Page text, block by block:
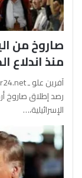
صاروخ من
منذ اندلاع
رصد إطلاق صاروخ
الإسرائيلية،…